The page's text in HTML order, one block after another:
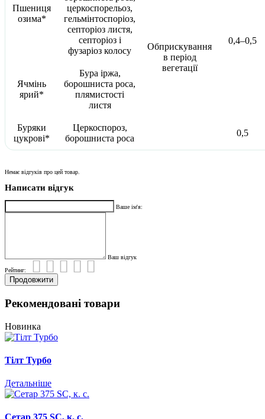
Пшениця
озима*
церкоспорельоз,
гельмінтоспоріоз,
септоріоз листя,
септоріоз і
фузаріоз колосу
Обприскування
в період
вегетації
0,4–0,5
Ячмінь
ярий*
Бура іржа,
борошниста роса,
плямистості
листя
Буряки
цукрові*
Церкоспороз,
борошниста роса
0,5
Немає відгуків про цей товар.
Написати відгук
Ваше ім'я:
Ваш відгук
Рейтинг:
Продовжити
Рекомендовані товари
Новинка
Тілт Турбо
Детальніше